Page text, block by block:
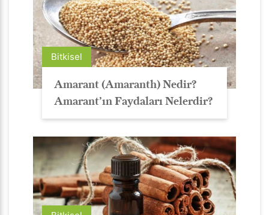
Bitkisel
Amarant (Amaranth) Nedir?
Amarant’ın Faydaları Nelerdir?